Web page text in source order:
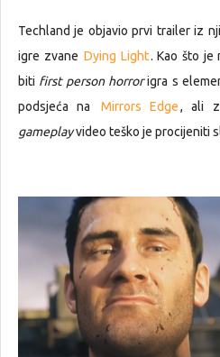
Techland je objavio prvi trailer iz
igre zvane Dying Light. Kao što je
biti first person horrorigra s
podsjeća na
Mirrors Edge, ali
gameplayvideo teško je procijeniti